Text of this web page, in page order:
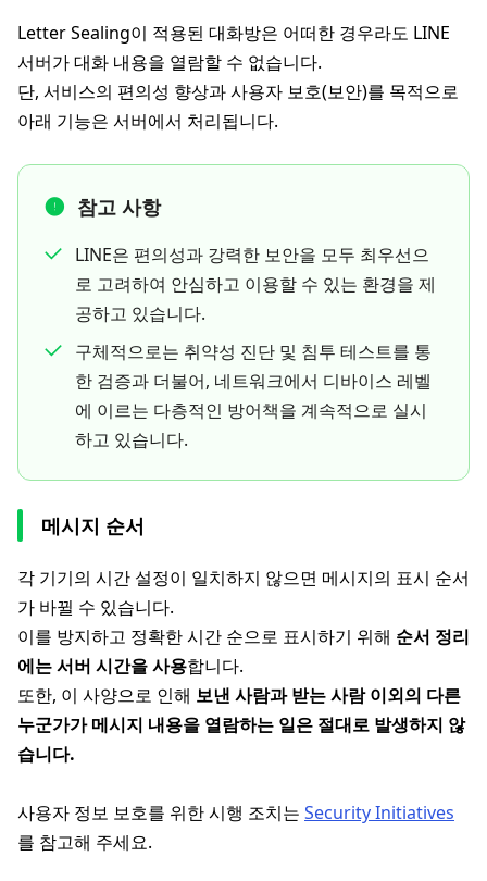
Letter Sealing이 적용된 대화방은 어떠한 경우라도 LINE
서버가 대화 내용을 열람할 수 없습니다.
단, 서비스의 편의성 향상과 사용자 보호(보안)를 목적으로
아래 기능은 서버에서 처리됩니다.
참고 사항
LINE은 편의성과 강력한 보안을 모두 최우선으
로 고려하여 안심하고 이용할 수 있는 환경을 제
공하고 있습니다.
구체적으로는 취약성 진단 및 침투 테스트를 통
한 검증과 더불어, 네트워크에서 디바이스 레벨
에 이르는 다층적인 방어책을 계속적으로 실시
하고 있습니다.
메시지 순서
각 기기의 시간 설정이 일치하지 않으면 메시지의 표시 순서
가 바뀔 수 있습니다.
이를 방지하고 정확한 시간 순으로 표시하기 위해 순서 정리
에는 서버 시간을 사용합니다.
또한, 이 사양으로 인해 보낸 사람과 받는 사람 이외의 다른
누군가가 메시지 내용을 열람하는 일은 절대로 발생하지 않
습니다.
사용자 정보 보호를 위한 시행 조치는 Security Initiatives
를 참고해 주세요.